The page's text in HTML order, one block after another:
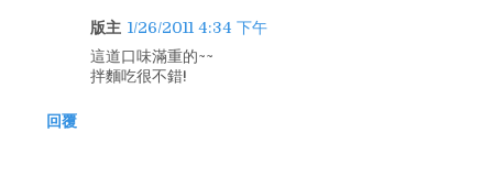
版主 1/26/2011 4:34 下午
這道口味滿重的~~
拌麵吃很不錯!
回覆